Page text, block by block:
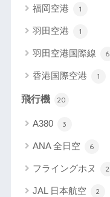
福岡空港 1
羽田空港 1
羽田空港国際線 6
香港国際空港 1
飛行機 20
A380 3
ANA 全日空 6
フライングホヌ 2
JAL 日本航空 2